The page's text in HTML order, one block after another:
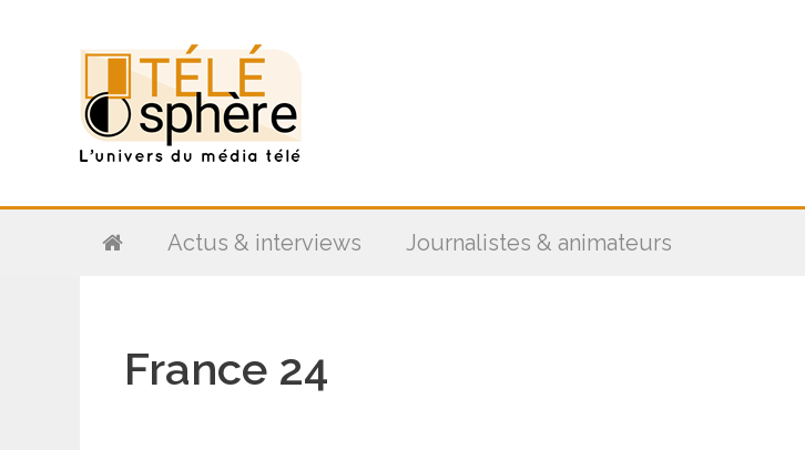
Actus & interviews Journalistes & animateurs
France 24